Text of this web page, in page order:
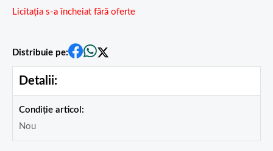
Licitația s-a încheiat fără oferte
Distribuie pe:
Detalii:
Condiție articol:
Nou